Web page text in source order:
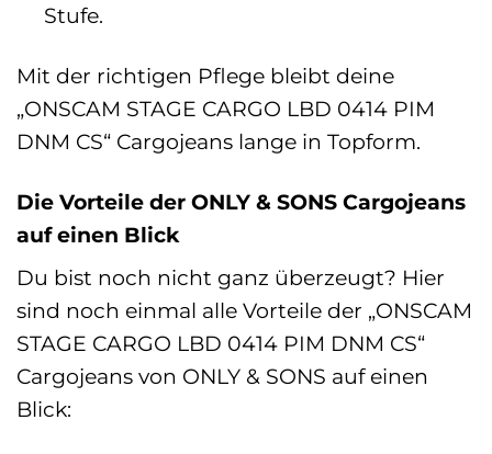
Stufe.
Mit der richtigen Pflege bleibt deine
„ONSCAM STAGE CARGO LBD 0414 PIM
DNM CS“ Cargojeans lange in Topform.
Die Vorteile der ONLY & SONS Cargojeans
auf einen Blick
Du bist noch nicht ganz überzeugt? Hier
sind noch einmal alle Vorteile der „ONSCAM
STAGE CARGO LBD 0414 PIM DNM CS“
Cargojeans von ONLY & SONS auf einen
Blick: